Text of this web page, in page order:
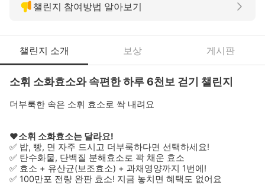
챌린지 참여방법 알아보기
챌린지 소개 보상 게시판
소휘 소화효소와 속편한 하루 6천보 걷기 챌린지
더부룩한 속은 소휘 효소로 싹 내려요
❤소휘 소화효소는 달라요!
✅ 밥, 빵, 면 자주 드시고 더부룩하다면 선택하세요!
✅ 탄수화물, 단백질 분해효소로 꽉 채운 효소
✅ 효소 + 유산균(보조효소) + 과채영양까지 1번에!
✅ 100만포 전량 완판 효소! 지금 놓치면 혜택도 없어요